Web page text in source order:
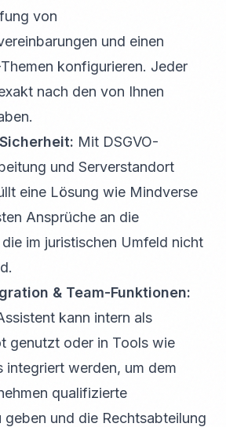
von
und einen
konfigurieren. Jeder
nach den von Ihnen
Mit DSGVO-
und Serverstandort
eine Lösung wie Mindverse
Ansprüche an die
im juristischen Umfeld nicht
& Team-Funktionen:
kann intern als
genutzt oder in Tools wie
integriert werden, um dem
qualifizierte
geben und die Rechtsabteilung